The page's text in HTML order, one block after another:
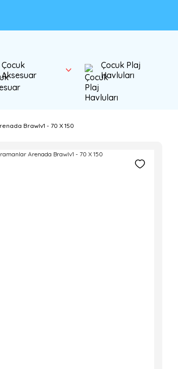
Çocuk
Aksesuar
Çocuk Plaj
Havluları
Brawlv1 - 70 X 150